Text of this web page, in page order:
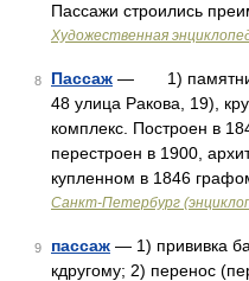
Пассажи строились
Художественная
8 Пассаж — 1) памятник
48 улица Ракова, 19),
комплекс. Построен в
перестроен в 1900,
купленном в 1846
Санкт-Петербург
9 пассаж — 1) прививка
кдругому; 2) перенос